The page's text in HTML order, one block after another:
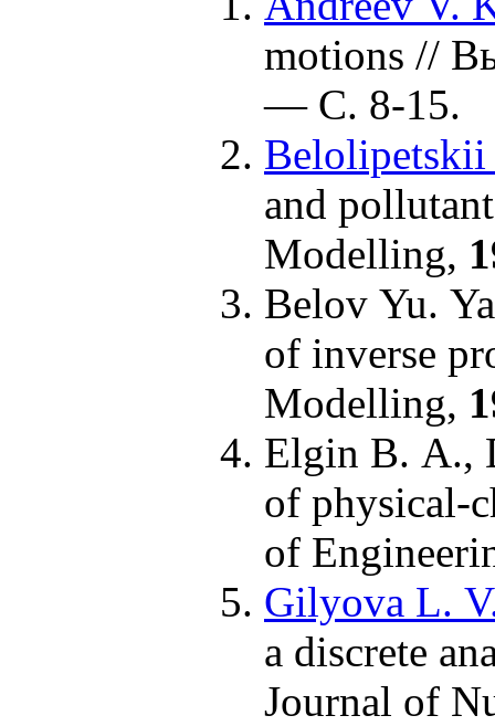
motions //
— С. 8-15.
and
Modelling,
Belov Yu.
of inverse
Modelling,
Elgin B. A.,
of physical-
of
Gilyova L.
a discrete
Journal of